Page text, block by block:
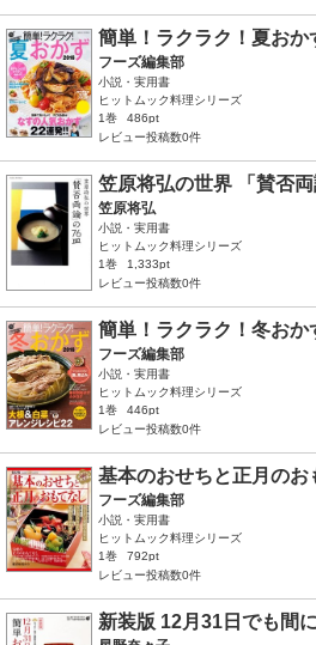
簡単！ラクラク！夏おか
フーズ編集部
小説・実用書
ヒットムック料理シリーズ
1巻
486pt
レビュー投稿数0件
笠原将弘の世界 「賛否
笠原将弘
小説・実用書
ヒットムック料理シリーズ
1巻
1,333pt
レビュー投稿数0件
簡単！ラクラク！冬おか
フーズ編集部
小説・実用書
ヒットムック料理シリーズ
1巻
446pt
レビュー投稿数0件
基本のおせちと正月のお
フーズ編集部
小説・実用書
ヒットムック料理シリーズ
1巻
792pt
レビュー投稿数0件
新装版 12月31日でも間